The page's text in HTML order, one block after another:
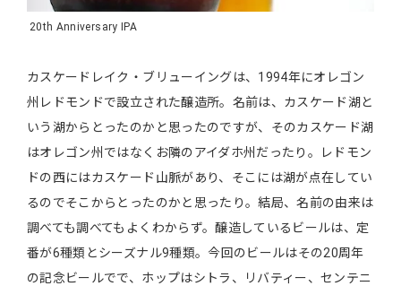
20th Anniversary IPA
カスケードレイク・ブリューイングは、1994年にオレゴン
州レドモンドで設立された醸造所。名前は、カスケード湖と
いう湖からとったのかと思ったのですが、そのカスケード湖
はオレゴン州ではなくお隣のアイダホ州だったり。レドモン
ドの西にはカスケード山脈があり、そこには湖が点在してい
るのでそこからとったのかと思ったり。結局、名前の由来は
調べても調べてもよくわからず。醸造しているビールは、定
番が6種類とシーズナル9種類。今回のビールはその20周年
の記念ビールでで、ホップはシトラ、リバティー、センテニ